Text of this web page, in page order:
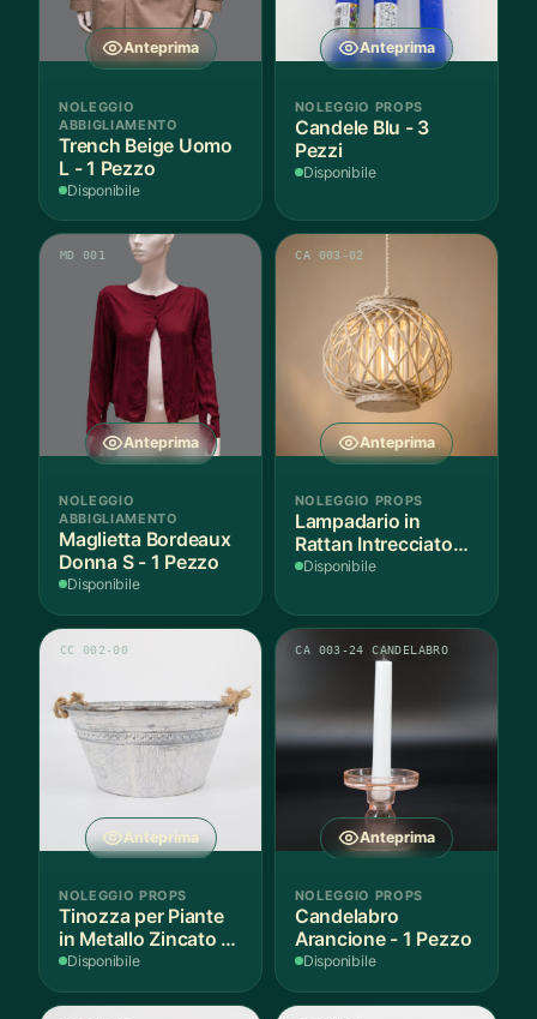
Anteprima
NOLEGGIO
ABBIGLIAMENTO
Trench Beige Uomo
L - 1 Pezzo
Disponibile
Anteprima
NOLEGGIO PROPS
Candele Blu - 3
Pezzi
Disponibile
Anteprima
MD 001
NOLEGGIO
ABBIGLIAMENTO
Maglietta Bordeaux
Donna S - 1 Pezzo
Disponibile
Anteprima
CA 003-02
NOLEGGIO PROPS
Lampadario in
Rattan Intrecciato
Bianco
Disponibile
Anteprima
CC 002-00
NOLEGGIO PROPS
Tinozza per Piante
in Metallo Zincato -
1 Pezzo
Disponibile
Anteprima
CA 003-24 CANDELABRO
NOLEGGIO PROPS
Candelabro
Arancione - 1 Pezzo
Disponibile